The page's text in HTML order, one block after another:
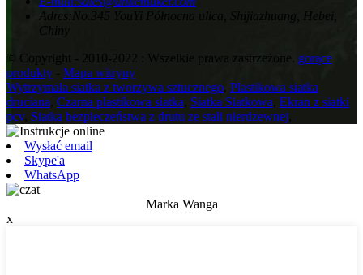
Adres: No.345 YouYi Północna ulica, Shijiazhuang, Hebei,
Chiny
© Copyright - 2010-2022 : Wszelkie prawa zastrzeżone. gorące
produkty
Mapa witryny
Wytrzymała siatka z tworzywa sztucznego Plastikowa siatka
druciana Czarna plastikowa siatka Siatka Siatkowa Ekran z siatki
pcv, Siatka bezpieczeństwa z drutu ze stali nierdzewnej
Wysłać email
Skype'a
WhatsApp
Marka Wanga
x